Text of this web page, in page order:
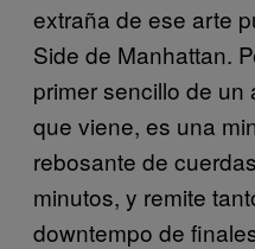
extraña de ese arte
Side de Manhattan.
primer sencillo de
que viene, es una
rebosante de
minutos, y remite
downtempo de